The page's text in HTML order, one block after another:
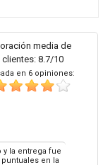
media de
clientes: 8.7/10
en 6 opiniones:
la entrega fue
en la